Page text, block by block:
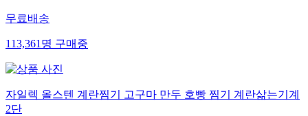
무료배송
113,361 명 구매중
자일렉 올스텐 계란찜기 고구마 만두 호빵 찜기 계란삶는기계
2단